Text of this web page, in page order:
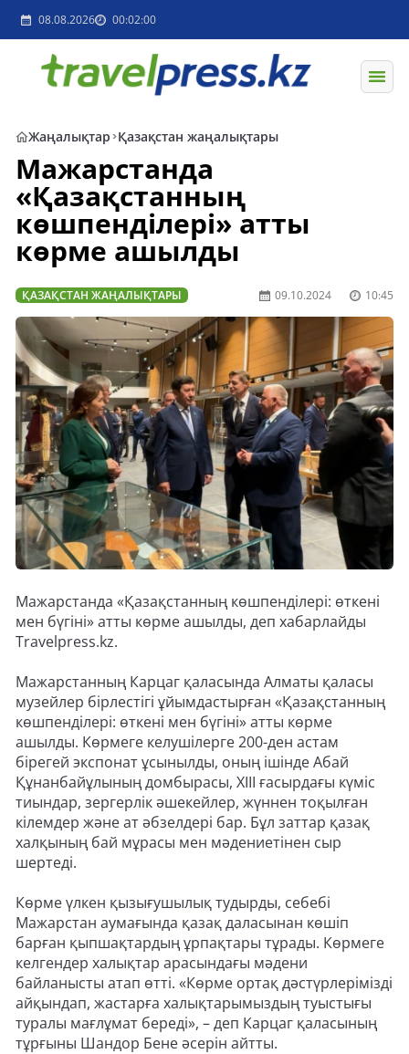
08.08.2026 00:02:00
Жаңалықтар Қазақстан жаңалықтары
Мажарстанда
«Қазақстанның
көшпенділері» атты
көрме ашылды
ҚАЗАҚСТАН ЖАҢАЛЫҚТАРЫ 09.10.2024 10:45
Мажарстанда «Қазақстанның көшпенділері: өткені
мен бүгіні» атты көрме ашылды, деп хабарлайды
Travelpress.kz.
Мажарстанның Карцаг қаласында Алматы қаласы
музейлер бірлестігі ұйымдастырған «Қазақстанның
көшпенділері: өткені мен бүгіні» атты көрме
ашылды. Көрмеге келушілерге 200-ден астам
бірегей экспонат ұсынылды, оның ішінде Абай
Құнанбайұлының домбырасы, XIII ғасырдағы күміс
тиындар, зергерлік әшекейлер, жүннен тоқылған
кілемдер және ат әбзелдері бар. Бұл заттар қазақ
халқының бай мұрасы мен мәдениетінен сыр
шертеді.
Көрме үлкен қызығушылық тудырды, себебі
Мажарстан аумағында қазақ даласынан көшіп
барған қыпшақтардың ұрпақтары тұрады. Көрмеге
келгендер халықтар арасындағы мәдени
байланысты атап өтті. «Көрме ортақ дәстүрлерімізді
айқындап, жастарға халықтарымыздың туыстығы
туралы мағлұмат береді», – деп Карцаг қаласының
тұрғыны Шандор Бене әсерін айтты.